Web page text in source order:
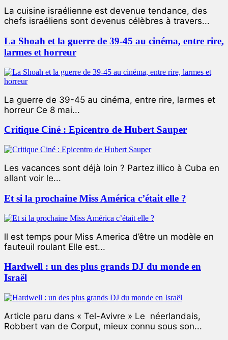
La cuisine israélienne est devenue tendance, des
chefs israéliens sont devenus célèbres à travers...
La Shoah et la guerre de 39-45 au cinéma, entre rire,
larmes et horreur
La guerre de 39-45 au cinéma, entre rire, larmes et
horreur Ce 8 mai...
Critique Ciné : Epicentro de Hubert Sauper
Les vacances sont déjà loin ? Partez illico à Cuba en
allant voir le...
Et si la prochaine Miss América c’était elle ?
ll est temps pour Miss America d’être un modèle en
fauteuil roulant Elle est...
Hardwell : un des plus grands DJ du monde en
Israël
Article paru dans « Tel-Avivre » Le néerlandais,
Robbert van de Corput, mieux connu sous son...